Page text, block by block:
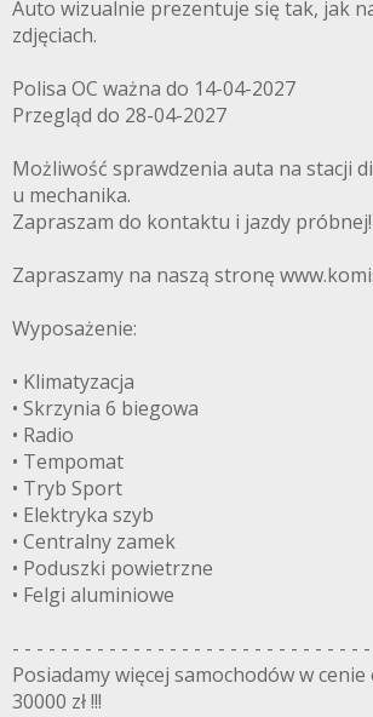
Auto wizualnie prezentuje się tak, jak
zdjęciach.
Polisa OC ważna do 14-04-2027
Przegląd do 28-04-2027
Możliwość sprawdzenia auta na stacji
u mechanika.
Zapraszam do kontaktu i jazdy próbnej!
Zapraszamy na naszą stronę
Wyposażenie:
• Klimatyzacja
• Skrzynia 6 biegowa
• Radio
• Tempomat
• Tryb Sport
• Elektryka szyb
• Centralny zamek
• Poduszki powietrzne
• Felgi aluminiowe
- - - - - - - - - - - - - - - - - - - - - - - - - - - - -
Posiadamy więcej samochodów w cenie
30000 zł !!!